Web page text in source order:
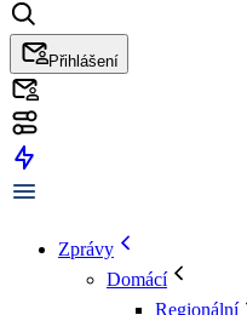
Přihlášení
Zprávy
Domácí
Regionální